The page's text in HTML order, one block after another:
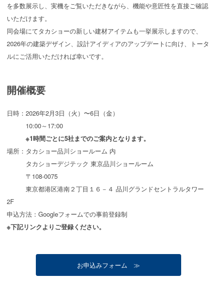
を多数展示し、実機をご覧いただきながら、機能や意匠性を直接ご確認
いただけます。
同会場にてタカショーの新しい建材アイテムも一挙展示しますので、
2026年の建築デザイン、設計アイディアのアップデートに向け、トータ
ルにご活用いただければ幸いです。
開催概要
日時：2026年2月3日（火）〜6日（金）
10:00～17:00
※1時間ごとに5社までのご案内となります。
場所：タカショー品川ショールーム 内
タカショーデジテック 東京品川ショールーム
〒108-0075
東京都港区港南２丁目１６－４ 品川グランドセントラルタワー
2F
申込方法：Googleフォームでの事前登録制
※下記リンクよりご登録ください。
お申込みフォーム ≫